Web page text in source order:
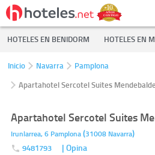
HOTELES EN BENIDORM HOTELES EN
Inicio Navarra
Pamplona
Apartahotel Sercotel Suites
Apartahotel Sercotel Suites
Irunlarrea, 6 Pamplona(31008 Navarra)
9481793 | Opina